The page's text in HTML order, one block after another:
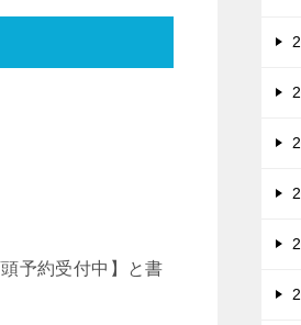
予約受付中】と書